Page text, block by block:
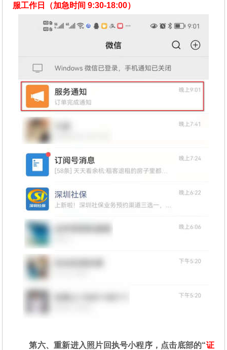
服工作日（加急时间 9:30-18:00）
第六、重新进入照片回执号小程序，点击底部的“证